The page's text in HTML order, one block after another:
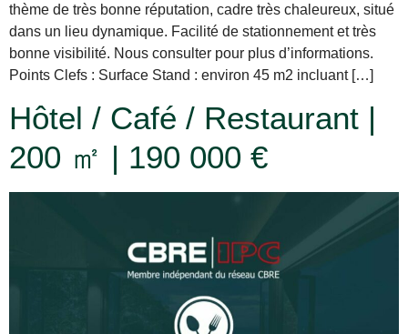
thème de très bonne réputation, cadre très chaleureux, situé
dans un lieu dynamique. Facilité de stationnement et très
bonne visibilité. Nous consulter pour plus d’informations.
Points Clefs : Surface Stand : environ 45 m2 incluant […]
Hôtel / Café / Restaurant |
200 ㎡ | 190 000 €